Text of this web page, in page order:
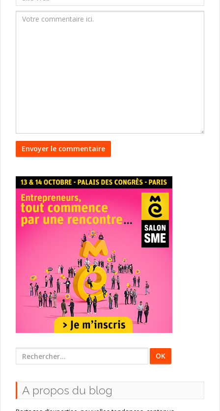
Rechercher
:
A propos du blog